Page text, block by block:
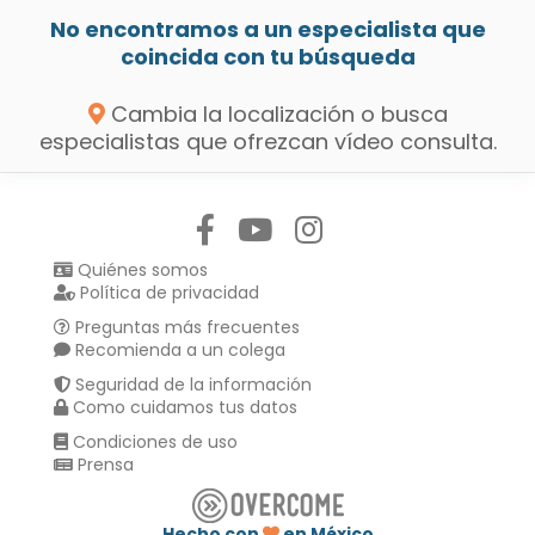
No encontramos a un especialista que
coincida con tu búsqueda
Cambia la localización o busca
especialistas que ofrezcan vídeo consulta.
Quiénes somos
Política de privacidad
Preguntas más frecuentes
Recomienda a un colega
Seguridad de la información
Como cuidamos tus datos
Condiciones de uso
Prensa